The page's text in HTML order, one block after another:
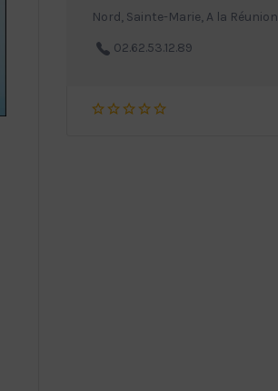
Nord, Sainte-Marie, A la Réunion
02.62.53.12.89